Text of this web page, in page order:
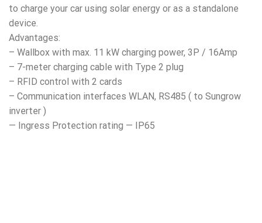
to charge your car using solar energy or as a standalone
device.
Advantages:
– Wallbox with max. 11 kW charging power, 3P / 16Amp
– 7-meter charging cable with Type 2 plug
– RFID control with 2 cards
– Communication interfaces WLAN, RS485 ( to Sungrow
inverter )
— Ingress Protection rating — IP65